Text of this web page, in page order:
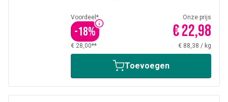
Voordeel*
-18%
Onze prijs
€ 22,98
€ 28,00** € 88,38 / kg
Toevoegen